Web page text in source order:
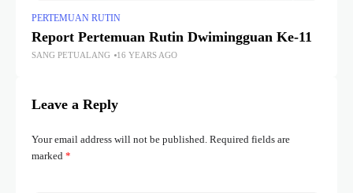
PERTEMUAN RUTIN
Report Pertemuan Rutin Dwimingguan Ke-11
SANG PETUALANG 16 YEARS AGO
Leave a Reply
Your email address will not be published. Required fields are
marked *